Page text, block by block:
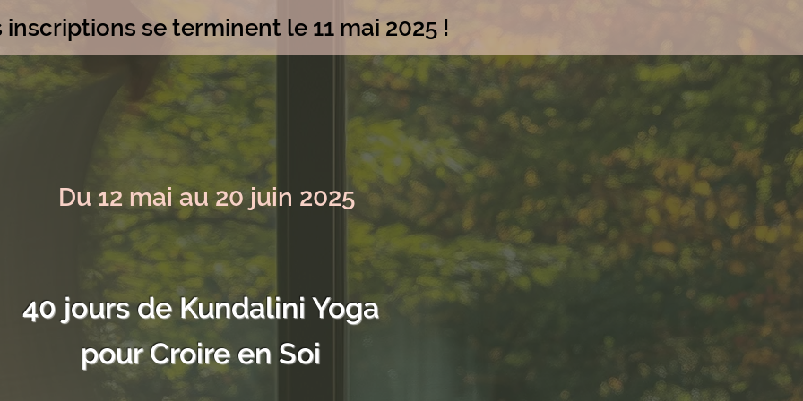
inscriptions se terminent le 11 mai 2025 !
Du 12 mai au 20 juin 2025
40 jours de Kundalini Yoga
pour Croire en Soi